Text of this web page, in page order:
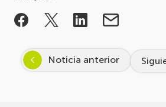
Noticia anterior